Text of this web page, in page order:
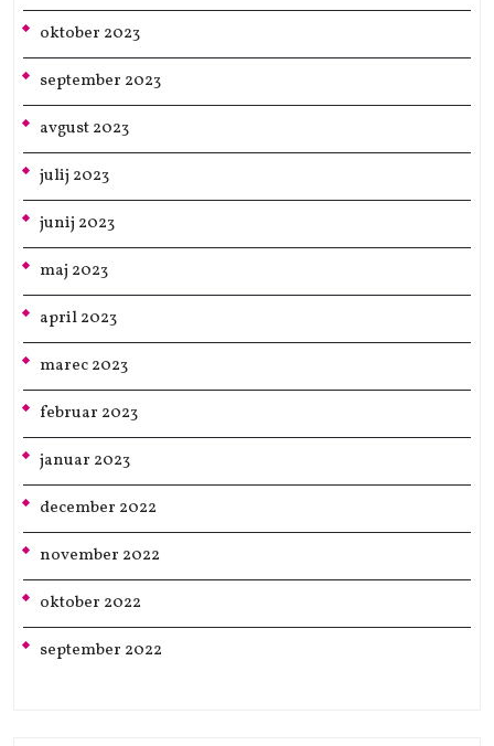
oktober 2023
september 2023
avgust 2023
julij 2023
junij 2023
maj 2023
april 2023
marec 2023
februar 2023
januar 2023
december 2022
november 2022
oktober 2022
september 2022